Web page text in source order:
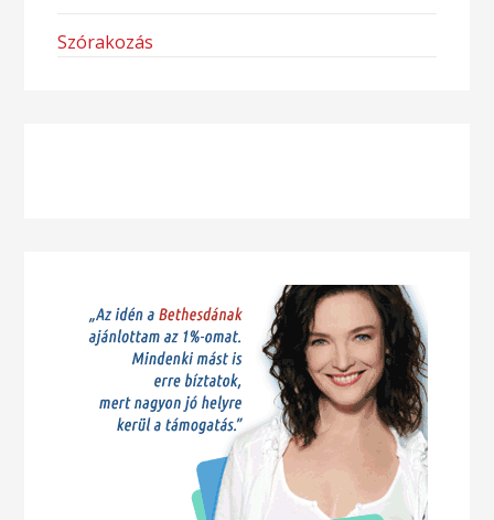
Szórakozás